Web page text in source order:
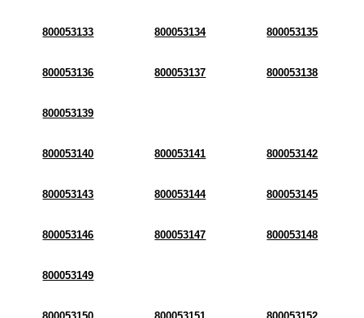
800053133 800053134 800053135
800053136 800053137 800053138
800053139
800053140 800053141 800053142
800053143 800053144 800053145
800053146 800053147 800053148
800053149